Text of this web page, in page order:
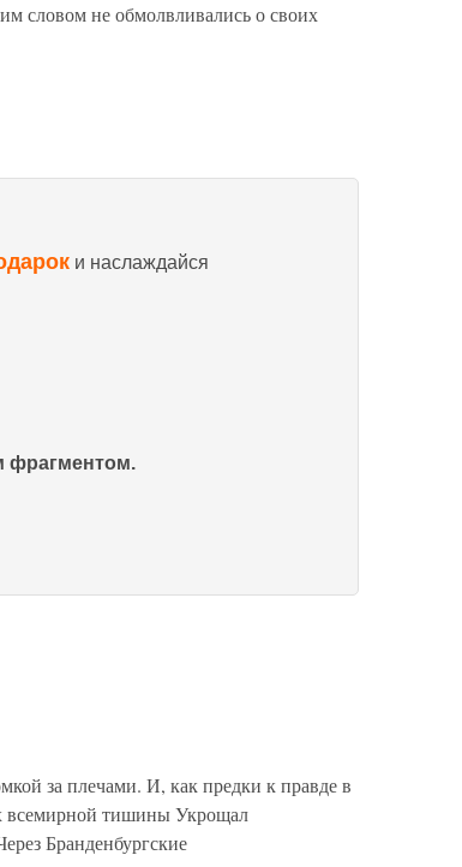
словом не обмолвливались о своих
и наслаждайся
фрагментом.
за плечами. И, как предки к правде в
всемирной тишины Укрощал
Бранденбургские